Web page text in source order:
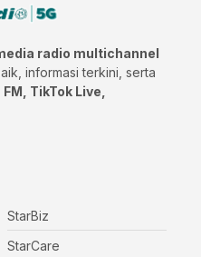
radio multichannel
informasi terkini, serta
FM, TikTok Live,
StarBiz
StarCare